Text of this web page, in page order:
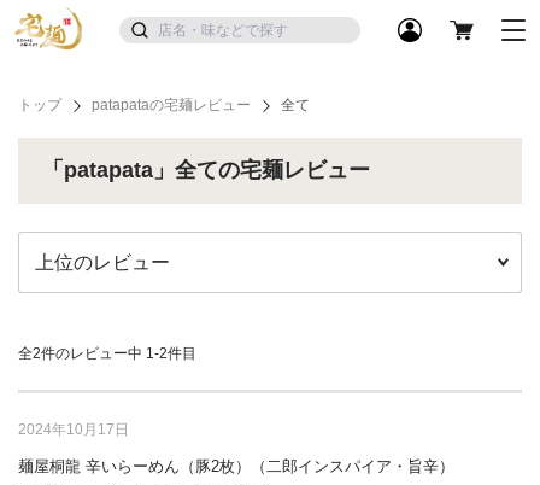
トップ patapataの宅麺レビュー 全て
「patapata」全ての宅麺レビュー
全2件のレビュー中 1-2件目
2024年10月17日
麺屋桐龍 辛いらーめん（豚2枚）（二郎インスパイア・旨辛）